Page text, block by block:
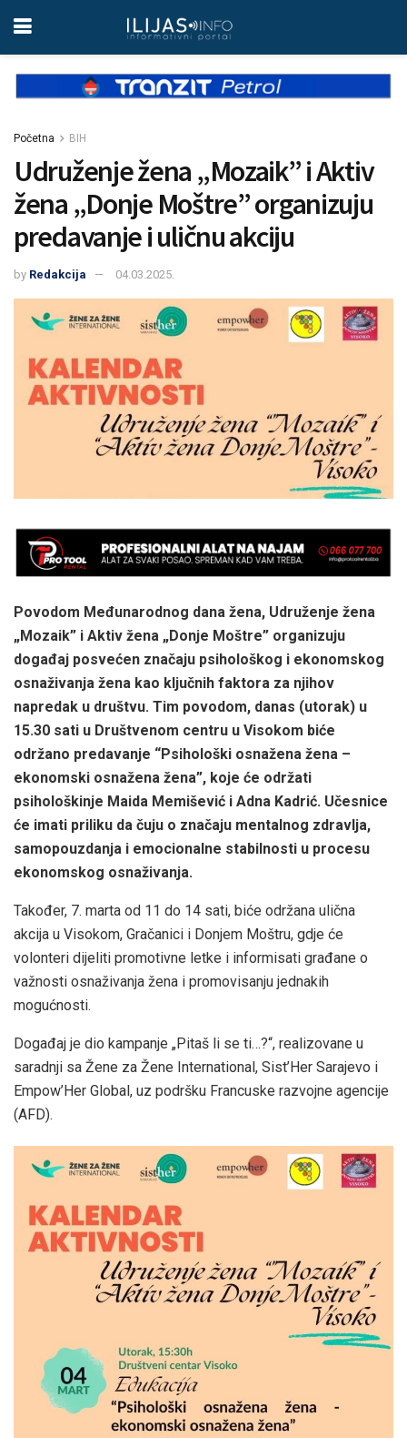
Početna BIH
Udruženje žena „Mozaik” i Aktiv
žena „Donje Moštre” organizuju
predavanje i uličnu akciju
by Redakcija 04.03.2025.
Povodom Međunarodnog dana žena, Udruženje žena
„Mozaik” i Aktiv žena „Donje Moštre” organizuju
događaj posvećen značaju psihološkog i ekonomskog
osnaživanja žena kao ključnih faktora za njihov
napredak u društvu. Tim povodom, danas (utorak) u
15.30 sati u Društvenom centru u Visokom biće
održano predavanje “Psihološki osnažena žena –
ekonomski osnažena žena”, koje će održati
psihološkinje Maida Memišević i Adna Kadrić. Učesnice
će imati priliku da čuju o značaju mentalnog zdravlja,
samopouzdanja i emocionalne stabilnosti u procesu
ekonomskog osnaživanja.
Također, 7. marta od 11 do 14 sati, biće održana ulična
akcija u Visokom, Gračanici i Donjem Moštru, gdje će
volonteri dijeliti promotivne letke i informisati građane o
važnosti osnaživanja žena i promovisanju jednakih
mogućnosti.
Događaj je dio kampanje „Pitaš li se ti…?“, realizovane u
saradnji sa Žene za Žene International, Sist’Her Sarajevo i
Empow’Her Global, uz podršku Francuske razvojne agencije
(AFD).